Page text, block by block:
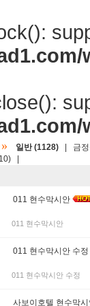
» 일반 (1128) 금
011 현수막시안
011 현수막시안
011 현수막시안 수정
011 현수막시안 수정
사보이호텔 현수막